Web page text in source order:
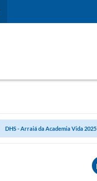
DHS - Arraiá da Academia Vida 2025